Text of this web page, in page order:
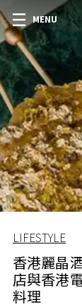
MENU
LIFESTYLE
香港麗晶
店與香港
料理